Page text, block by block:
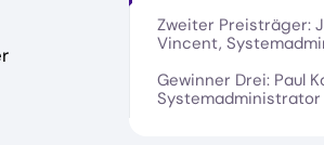
Zweiter Preisträger:
Vincent,
Gewinner Drei: Paul
Systemadministrator